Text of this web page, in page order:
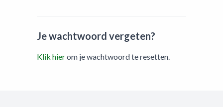
Je wachtwoord vergeten?
Klik hierom je wachtwoord te resetten.